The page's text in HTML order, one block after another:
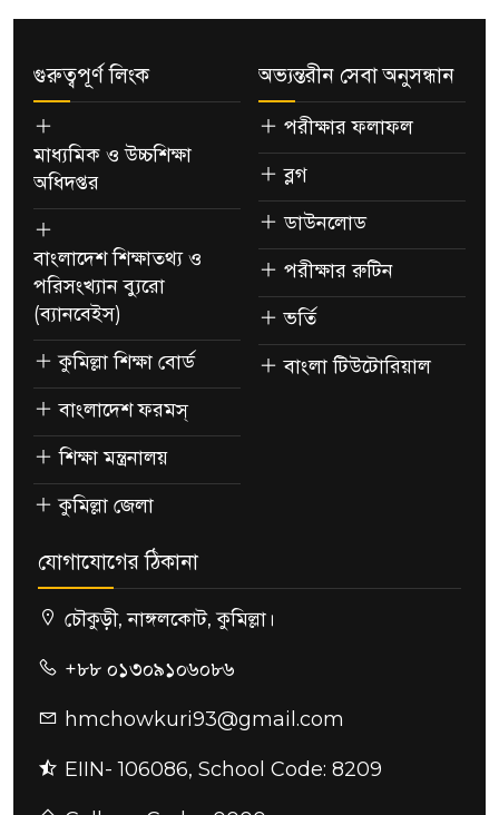
গুরুত্বপূর্ণ লিংক
মাধ্যমিক ও উচ্চশিক্ষা
অধিদপ্তর
বাংলাদেশ শিক্ষাতথ্য ও
পরিসংখ্যান ব্যুরো
(ব্যানবেইস)
কুমিল্লা শিক্ষা বোর্ড
বাংলাদেশ ফরমস্
শিক্ষা মন্ত্রনালয়
কুমিল্লা জেলা
অভ্যন্তরীন সেবা অনুসন্ধান
পরীক্ষার ফলাফল
ব্লগ
ডাউনলোড
পরীক্ষার রুটিন
ভর্তি
বাংলা টিউটোরিয়াল
যোগাযোগের ঠিকানা
চৌকুড়ী, নাঙ্গলকোট, কুমিল্লা।
+৮৮ ০১৩০৯১০৬০৮৬
hmchowkuri93@gmail.com
EIIN- 106086, School Code: 8209